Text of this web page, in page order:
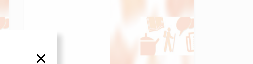
סגור